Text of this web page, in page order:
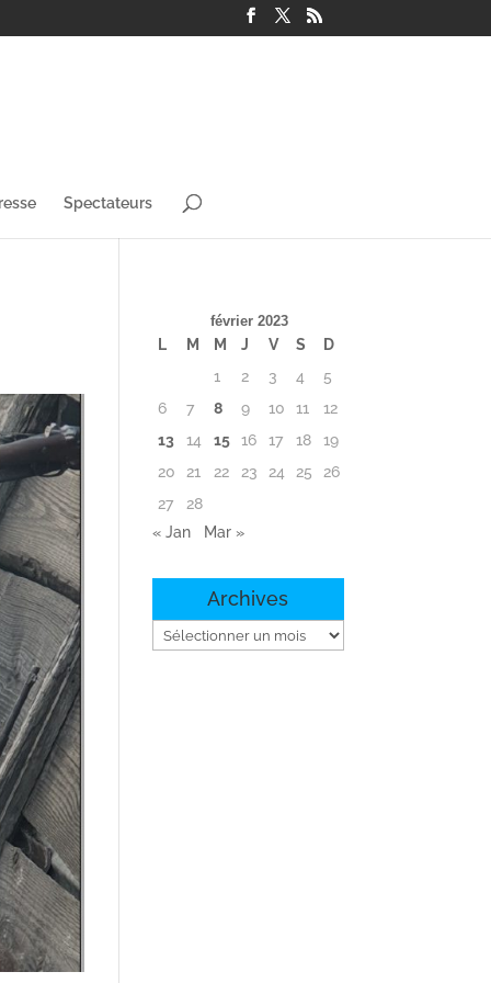
Spectateurs
février 2023
L M M J V S
D
1
2 3 4
5
6
7 8 9 10 11
12
13
14 15 16 17 18
19
20
21 22 23 24 25
26
27
28
« Jan
Mar »
Archives
Archives